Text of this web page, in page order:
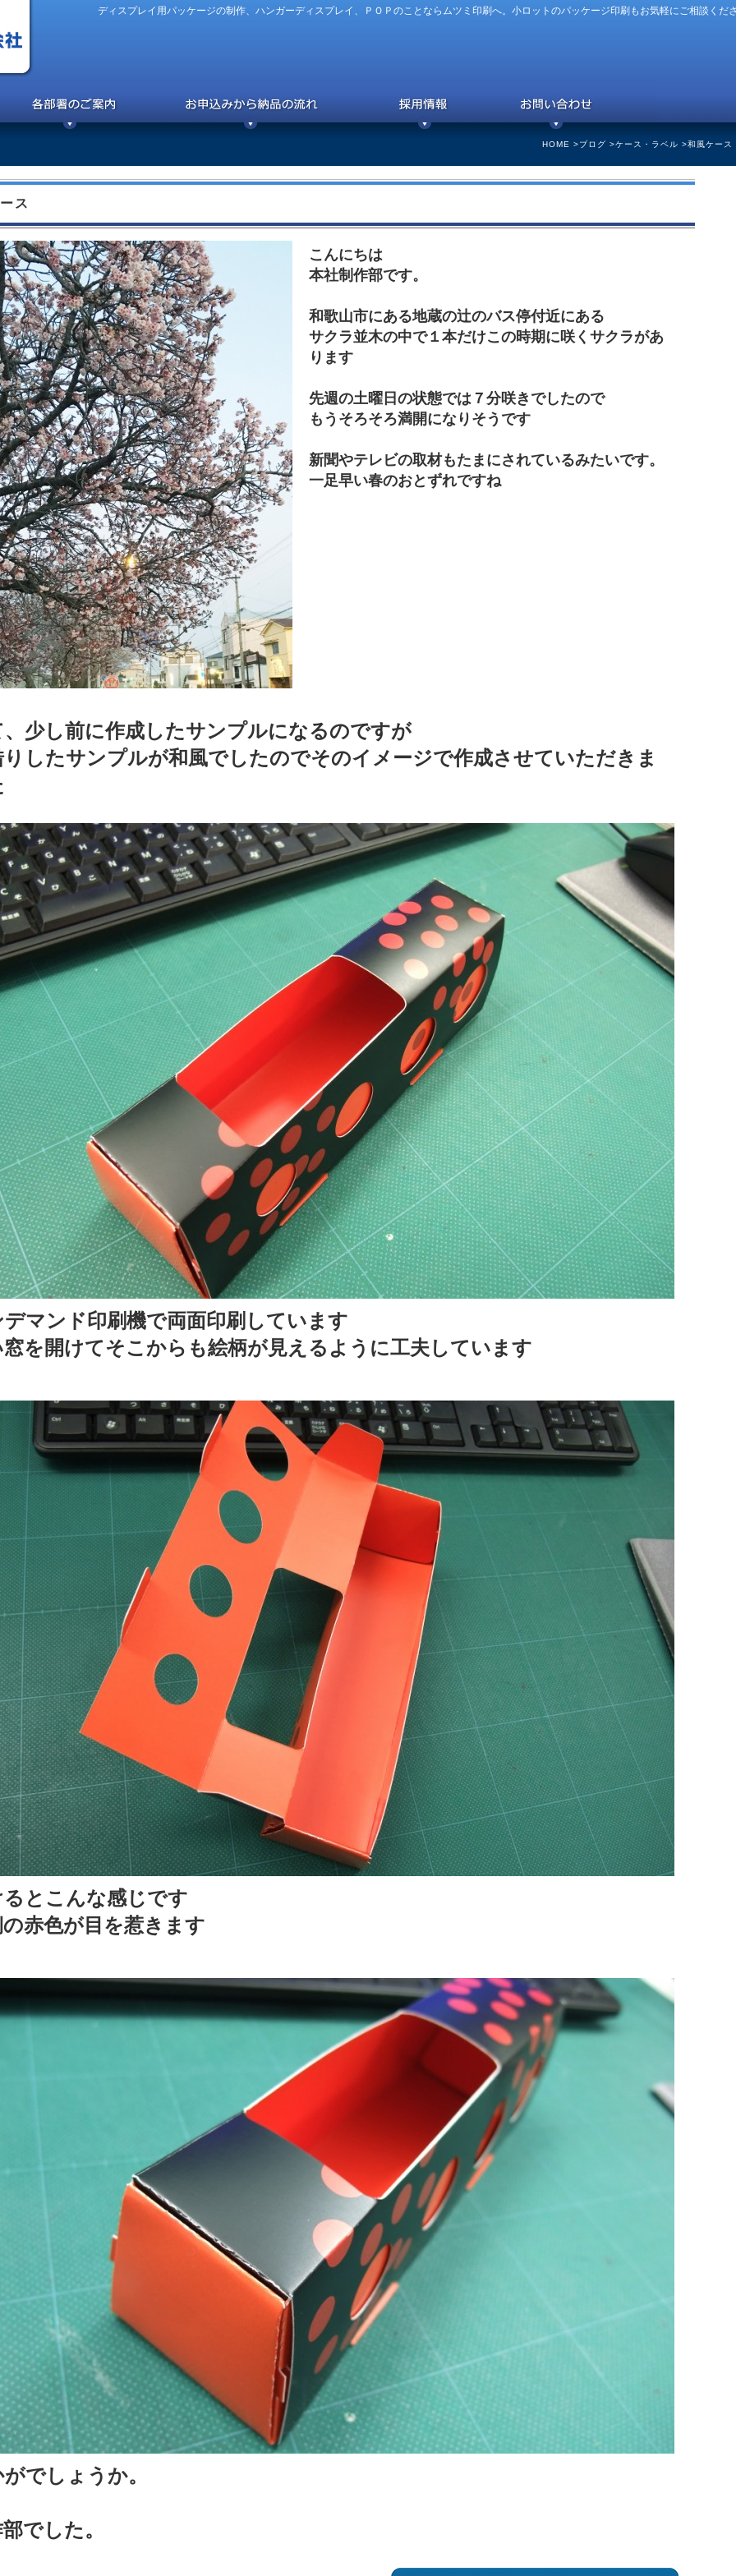
ディスプレイ用パッケージの制作、ハンガーディスプレイ、ＰＯＰのことならムツミ印刷へ。小ロットのパッケージ印刷もお気軽にご相談くだ
HOME >ブログ >ケース・ラベル >和風ケース
ス
こんにちは
本社制作部です。
和歌山市にある地蔵の辻のバス停付近にある
サクラ並木の中で１本だけこの時期に咲くサクラがあ
ります
先週の土曜日の状態では７分咲きでしたので
もうそろそろ満開になりそうです
新聞やテレビの取材もたまにされているみたいです。
一足早い春のおとずれですね
少し前に作成したサンプルになるのですが
したサンプルが和風でしたのでそのイメージで作成させていただきま
マンド印刷機で両面印刷しています
を開けてそこからも絵柄が見えるように工夫しています
とこんな感じです
赤色が目を惹きます
でしょうか。
でした。